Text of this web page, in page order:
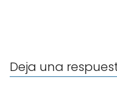
Deja una